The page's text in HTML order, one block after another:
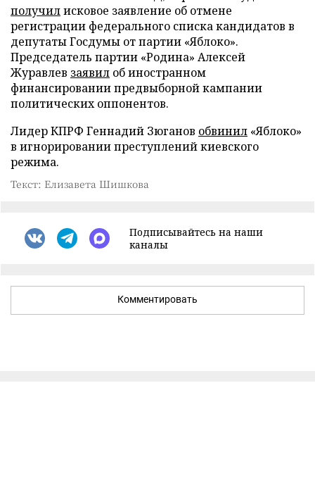
получилисковое заявление об отмене
регистрации федерального списка кандидатов в
депутаты Госдумы от партии «Яблоко».
Председатель партии «Родина» Алексей
Журавлев заявил об иностранном
финансировании предвыборной кампании
политических оппонентов.
Лидер КПРФ Геннадий Зюганов обвинил «Яблоко»
в игнорировании преступлений киевского
режима.
Текст: Елизавета Шишкова
Подписывайтесь на наши
каналы
Комментировать